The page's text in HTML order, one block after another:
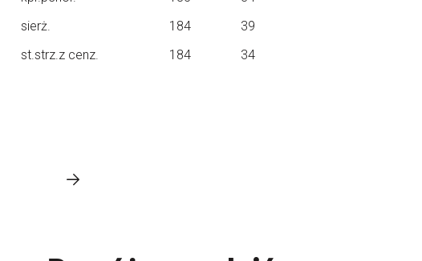
sierż. 184
39
st.strz.z cenz. 184 34